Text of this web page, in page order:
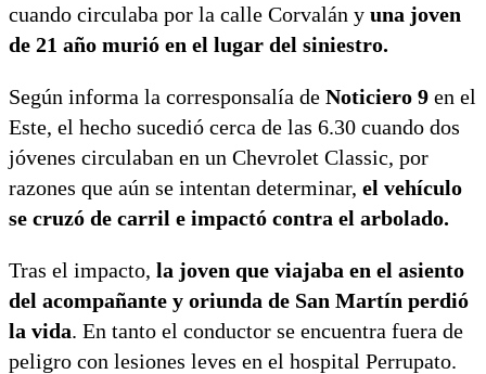
cuando circulaba por la calle Corvalán y una joven
de 21 año murió en el lugar del siniestro.
Según informa la corresponsalía de Noticiero 9 en el
Este, el hecho sucedió cerca de las 6.30 cuando dos
jóvenes circulaban en un Chevrolet Classic, por
razones que aún se intentan determinar, el vehículo
se cruzó de carril e impactó contra el arbolado.
Tras el impacto, la joven que viajaba en el asiento
del acompañante y oriunda de San Martín perdió
la vida. En tanto el conductor se encuentra fuera de
peligro con lesiones leves en el hospital Perrupato.